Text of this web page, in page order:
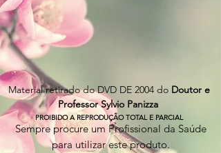
Material retirado do DVD DE 2004 do Doutor e
Professor Sylvio Panizza
PROIBIDO A REPRODUÇÃO TOTAL E PARCIAL
Sempre procure um Profissional da Saúde
para utilizar este produto.